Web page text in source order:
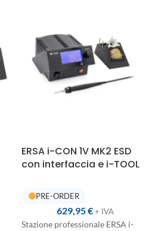
ERSA i-CON 1V MK2 ESD
con interfaccia e i-TOOL
629,95€+ IVA
Stazione professionale ERSA i-